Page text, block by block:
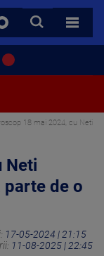
CAUTA
TOATE
18 mai 2024, cu Neti
Neti
parte de o
17-05-2024 | 21:15
11-08-2025 | 22:45